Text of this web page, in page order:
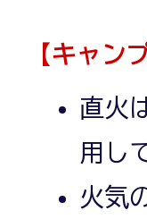
【キャン
直火
用し
火気